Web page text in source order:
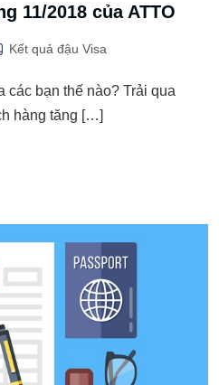
11/2018 của ATTO
Kết quả đậu Visa
các bạn thế nào? Trải qua
hàng tăng […]